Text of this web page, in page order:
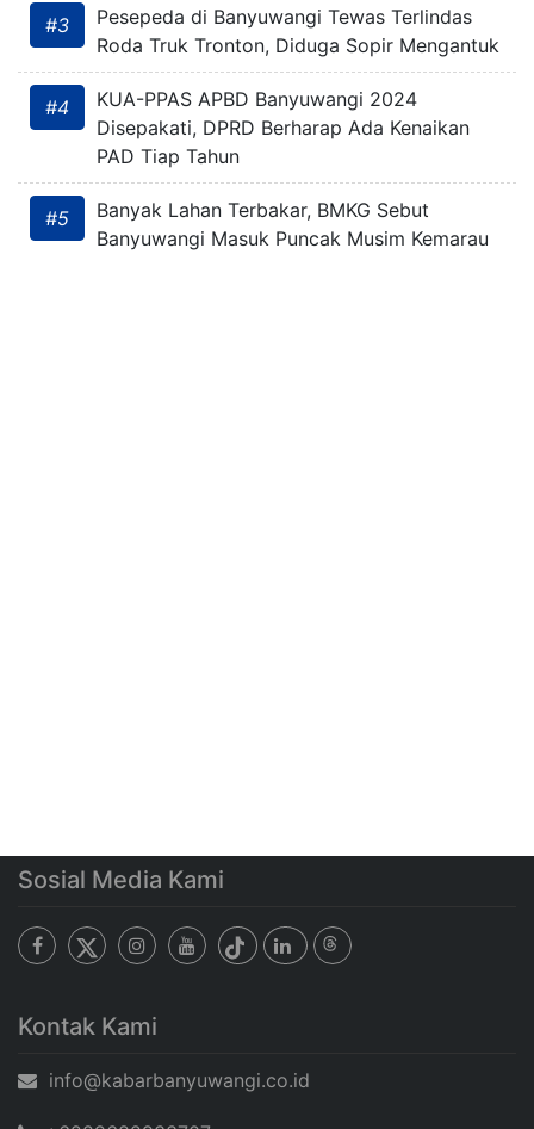
#3
Pesepeda di Banyuwangi Tewas Terlindas
Roda Truk Tronton, Diduga Sopir Mengantuk
#4
KUA-PPAS APBD Banyuwangi 2024
Disepakati, DPRD Berharap Ada Kenaikan
PAD Tiap Tahun
#5
Banyak Lahan Terbakar, BMKG Sebut
Banyuwangi Masuk Puncak Musim Kemarau
Sosial Media Kami
Kontak Kami
info@kabarbanyuwangi.co.id